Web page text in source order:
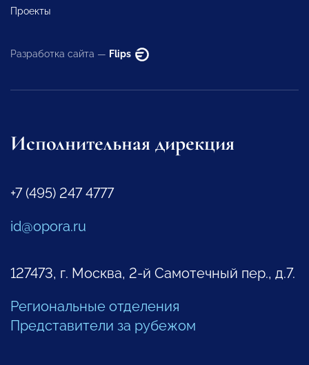
Проекты
Разработка сайта — Flips
Исполнительная дирекция
+7 (495) 247 4777
id@opora.ru
127473, г. Москва, 2-й Самотечный пер., д.7.
Региональные отделения
Представители за рубежом